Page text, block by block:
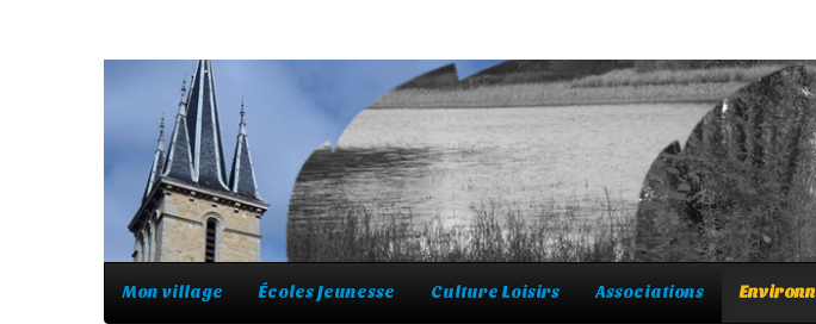
Mon village Écoles Jeunesse Culture Loisirs Associations